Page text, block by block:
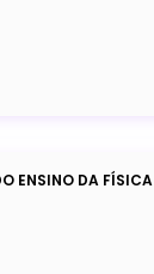
ENSINO DA FÍSICA